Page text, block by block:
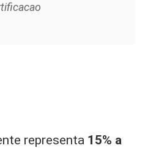
representa 15% a